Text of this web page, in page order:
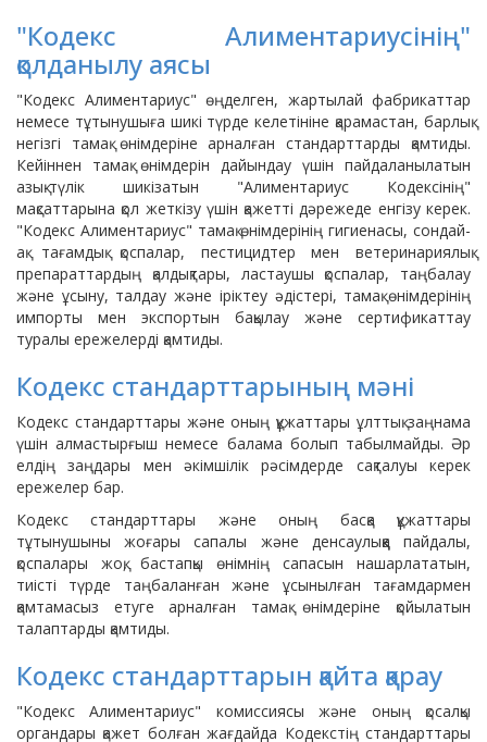
"Кодекс Алиментариусінің"
қолданылу аясы
"Кодекс Алиментариус" өңделген, жартылай фабрикаттар
немесе тұтынушыға шикі түрде келетініне қарамастан, барлық
негізгі тамақ өнімдеріне арналған стандарттарды қамтиды.
Кейіннен тамақ өнімдерін дайындау үшін пайдаланылатын
азық-түлік шикізатын "Алиментариус Кодексінің"
мақсаттарына қол жеткізу үшін қажетті дәрежеде енгізу керек.
"Кодекс Алиментариус" тамақ өнімдерінің гигиенасы, сондай-
ақ тағамдық қоспалар, пестицидтер мен ветеринариялық
препараттардың қалдықтары, ластаушы қоспалар, таңбалау
және ұсыну, талдау және іріктеу әдістері, тамақ өнімдерінің
импорты мен экспортын бақылау және сертификаттау
туралы ережелерді қамтиды.
Кодекс стандарттарының мәні
Кодекс стандарттары және оның құжаттары ұлттық заңнама
үшін алмастырғыш немесе балама болып табылмайды. Әр
елдің заңдары мен әкімшілік рәсімдерде сақталуы керек
ережелер бар.
Кодекс стандарттары және оның басқа құжаттары
тұтынушыны жоғары сапалы және денсаулыққа пайдалы,
қоспалары жоқ, бастапқы өнімнің сапасын нашарлататын,
тиісті түрде таңбаланған және ұсынылған тағамдармен
қамтамасыз етуге арналған тамақ өнімдеріне қойылатын
талаптарды қамтиды.
Кодекс стандарттарын қайта қарау
"Кодекс Алиментариус" комиссиясы және оның қосалқы
органдары қажет болған жағдайда Кодекстің стандарттары